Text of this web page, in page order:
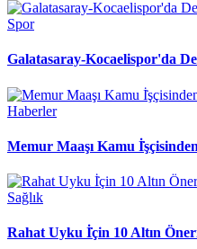
Spor
Galatasaray-Kocaelispor'da
Haberler
Memur Maaşı Kamu
Sağlık
Rahat Uyku İ̇çin 10 Altın